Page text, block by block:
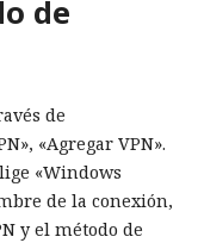
de
de
«Agregar VPN».
«Windows
de la conexión,
y el método de